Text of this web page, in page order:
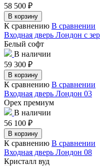
58 500 ₽
В корзину
К сравнению В сравнении
Входная дверь Лондон с
Белый софт
В наличии
59 300 ₽
В корзину
К сравнению В сравнении
Входная дверь Лондон 03
Орех премиум
В наличии
56 100 ₽
В корзину
К сравнению В сравнении
Входная дверь Лондон 08
Кристалл вуд